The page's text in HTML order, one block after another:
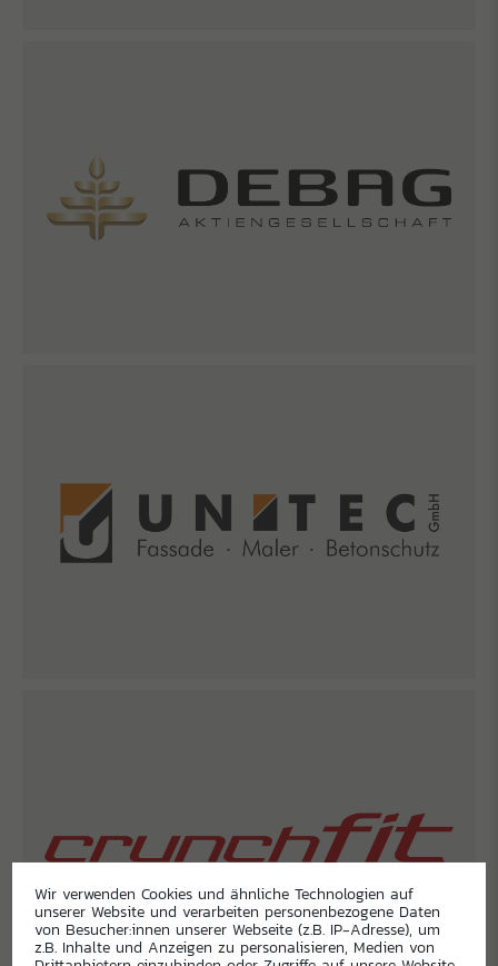
Wir verwenden Cookies und ähnliche Technologien auf
unserer Website und verarbeiten personenbezogene Daten
von Besucher:innen unserer Webseite (z.B. IP-Adresse), um
z.B. Inhalte und Anzeigen zu personalisieren, Medien von